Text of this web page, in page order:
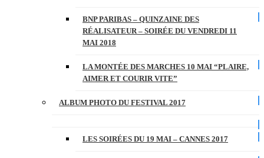
BNP PARIBAS – QUINZAINE DES
RÉALISATEUR – SOIRÉE DU VENDREDI 11
MAI 2018
LA MONTÉE DES MARCHES 10 MAI “PLAIRE,
AIMER ET COURIR VITE”
ALBUM PHOTO DU FESTIVAL 2017
LES SOIRÉES DU 19 MAI – CANNES 2017